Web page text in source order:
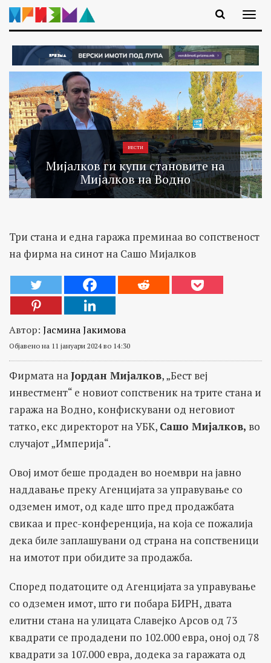
ВЕСТИ
Мијалков ги купи становите на
Мијалков на Водно
Три стана и една гаража преминаа во сопственост
на фирма на синот на Сашо Мијалков
Автор: Јасмина Јакимова
Објавено на 11 јануари 2024 во 14:30
Фирмата наЈордан Мијалков, „Бест веј
инвестмент“ е новиот сопственик на трите стана и
гаража на Водно, конфискувани од неговиот
татко, екс директорот на УБК, Сашо Мијалков, во
случајот „Империја“.
Овој имот беше продаден во ноември на јавно
наддавање преку Агенцијата за управување со
одземен имот, од каде што пред продажбата
свикаа и прес-конференција, на која се пожалија
дека биле заплашувани од страна на сопственици
на имотот при обидите за продажба.
Според податоците од Агенцијата за управување
со одземен имот, што ги побара БИРН, двата
елитни стана на улицата Славејко Арсов од 73
квадрати се продадени по 102.000 евра, оној од 78
квадрати за 107.000 евра, додека за гаражата од